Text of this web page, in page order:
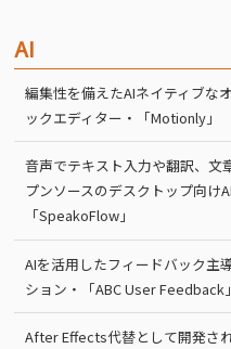
AI
編集性を備えたAIネイティブな
ックエディター・「Motionly」
音声でテキスト入力や翻訳、文
プンソースのデスクトップ向け
「SpeakoFlow」
AIを活用したフィードバック主
ション・「ABC User Feedback」
After Effects代替として開発さ